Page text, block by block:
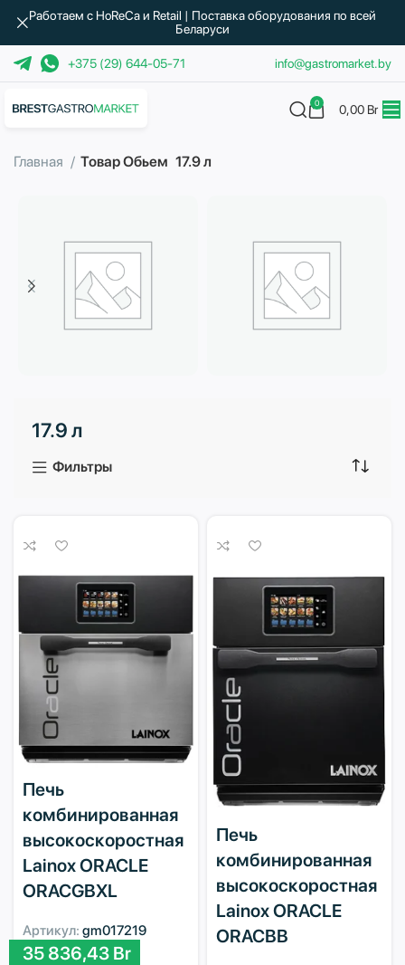
+375 (29) 644-05-71 info@gastromarket.by
0 0,00 Br
Главная Товар Обьем 17.9 л
3 продукта
17.9 л
Фильтры
Печь
комбинированная
высокоскоростная
Lainox ORACLE
ORACGBXL
Артикул: gm017219
35 836,43 Br
Печь
комбинированная
высокоскоростная
Lainox ORACLE
ORACBB
Работаем с HoReCa и Retail | Поставка оборудования по всей
Беларуси